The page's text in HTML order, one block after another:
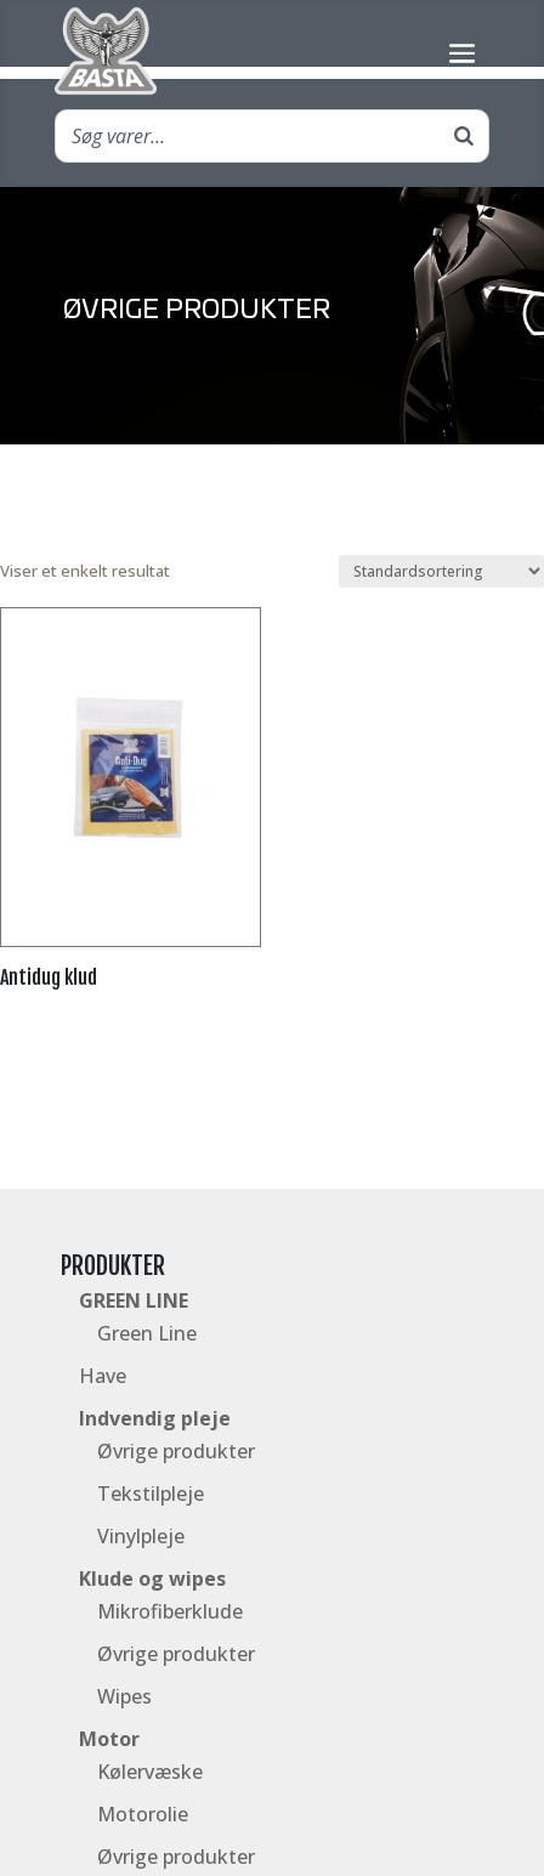
ØVRIGE PRODUKTER
Viser et enkelt resultat
Antidug klud
PRODUKTER
GREEN LINE
Green Line
Have
Indvendig pleje
Øvrige produkter
Tekstilpleje
Vinylpleje
Klude og wipes
Mikrofiberklude
Øvrige produkter
Wipes
Motor
Kølervæske
Motorolie
Øvrige produkter